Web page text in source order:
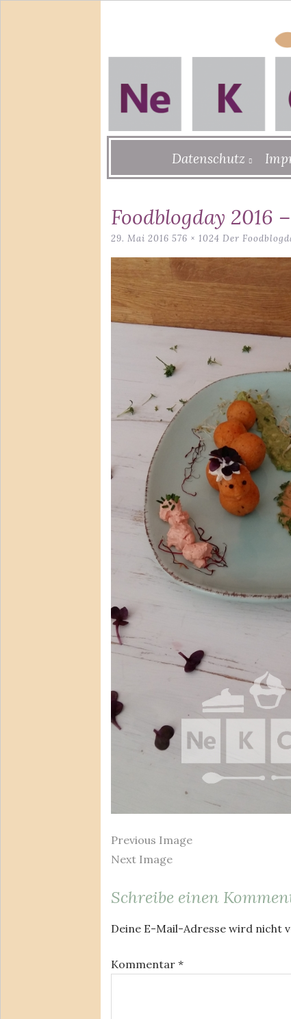
to
Datenschutz
Foodblogday 2016
29. Mai 2016 576 × 1024 Der
Previous Image
Next Image
Schreibe einen
Deine E-Mail-Adresse wird nicht
Kommentar *